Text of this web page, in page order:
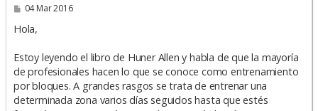
M
n
j
e
04 Mar 2016
Hola,
Estoy leyendo el libro de Huner Allen y habla de que la mayoría
de profesionales hacen lo que se conoce como entrenamiento
por bloques. A grandes rasgos se trata de entrenar una
determinada zona varios días seguidos hasta que estés